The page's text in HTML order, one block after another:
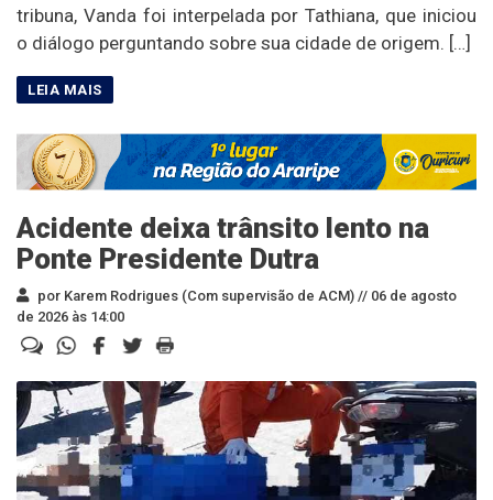
tribuna, Vanda foi interpelada por Tathiana, que iniciou
o diálogo perguntando sobre sua cidade de origem. […]
Acidente deixa trânsito lento na
Ponte Presidente Dutra
por Karem Rodrigues (Com supervisão de ACM) // 06 de agosto
de 2026 às 14:00